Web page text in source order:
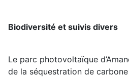
Biodiversité et suivis divers
Le parc photovoltaïque
de la séquestration de